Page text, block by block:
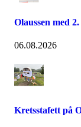
Olaussen med
06.08.2026
Kretsstafett på